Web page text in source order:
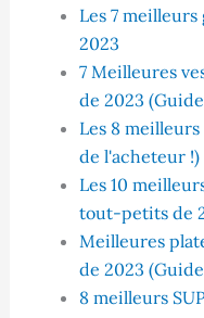
Les 7
2023
7 Meilleures
de 2023
Les 8
de l'acheteur !)
Les 10
tout-petits de
Meilleures
de 2023
8 meilleurs